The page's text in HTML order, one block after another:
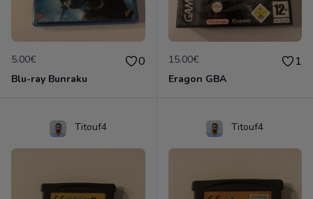
5.00€ 0
Blu-ray Bunraku
15.00€ 1
Eragon GBA
Titouf4 Titouf4